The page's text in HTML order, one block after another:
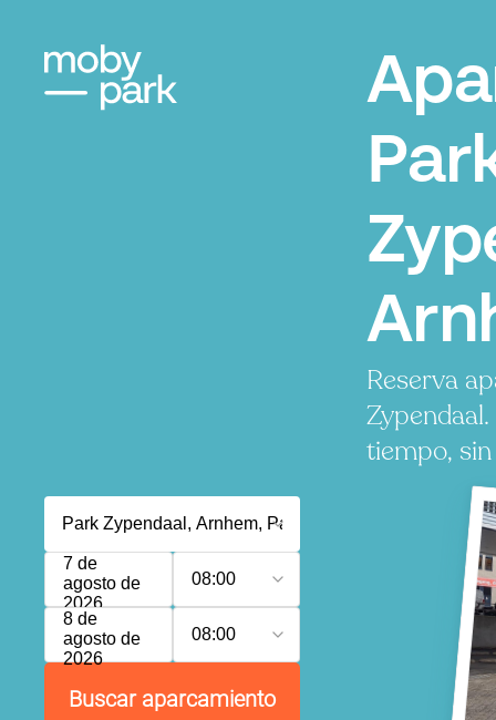
Reserva
tiempo,
7 de
agosto de
2026
08:00
8 de
agosto de
2026
08:00
Buscar aparcamiento